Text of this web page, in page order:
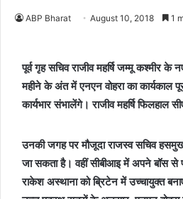
ABP Bharat August 10, 2018 1
पूर्व गृह सचिव राजीव महर्षि जम्मू कश्मीर
महीने के अंत में एनएन वोहरा का कार्यकाल
कार्यभार संभालेंगे। राजीव महर्षि फिलहाल
उनकी जगह पर मौजूदा राजस्व सचिव हसमुख
जा सकता है। वहीं सीबीआइ में अपने बॉस से
राकेश अस्थाना को ब्रिटेन में उच्चायुक्त